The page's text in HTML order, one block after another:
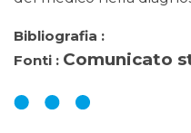
Bibliografia :
Fonti : Comunicato